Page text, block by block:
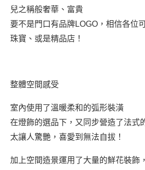
兒之稱般奢華、富貴
要不是門口有品牌LOGO，相信各位
珠寶、或是精品店！
整體空間感受
室內使用了溫暖柔和的弧形裝潢
在燈飾的選品下，又同步營造了法式
太讓人驚艷，喜愛到無法自拔！
加上空間造景運用了大量的鮮花裝飾